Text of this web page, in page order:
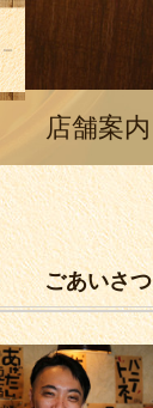
店舗案内
ごあいさつ